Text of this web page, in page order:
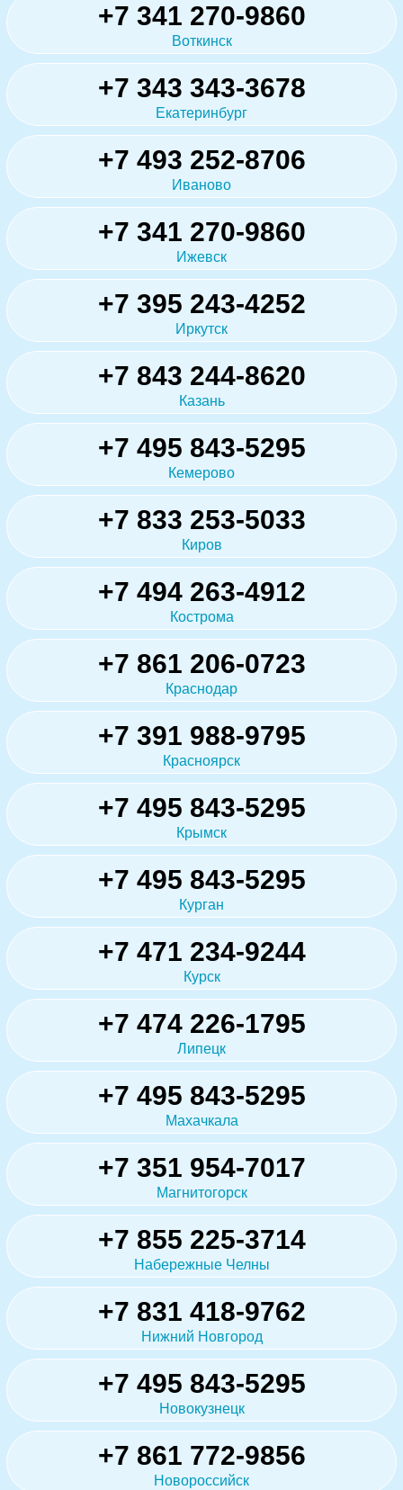
+7 341 270-9860
Воткинск
+7 343 343-3678
Екатеринбург
+7 493 252-8706
Иваново
+7 341 270-9860
Ижевск
+7 395 243-4252
Иркутск
+7 843 244-8620
Казань
+7 495 843-5295
Кемерово
+7 833 253-5033
Киров
+7 494 263-4912
Кострома
+7 861 206-0723
Краснодар
+7 391 988-9795
Красноярск
+7 495 843-5295
Крымск
+7 495 843-5295
Курган
+7 471 234-9244
Курск
+7 474 226-1795
Липецк
+7 495 843-5295
Махачкала
+7 351 954-7017
Магнитогорск
+7 855 225-3714
Набережные Челны
+7 831 418-9762
Нижний Новгород
+7 495 843-5295
Новокузнецк
+7 861 772-9856
Новороссийск